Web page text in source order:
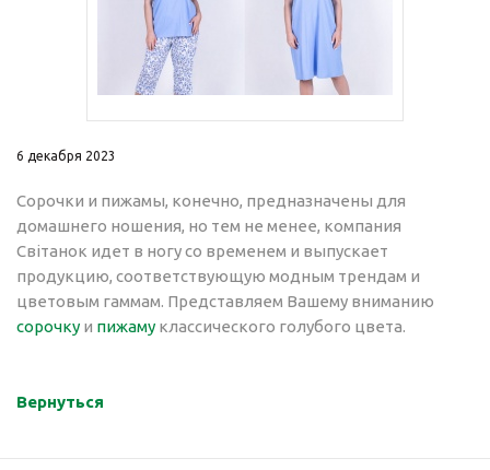
6 декабря 2023
Сорочки и пижамы, конечно, предназначены для
домашнего ношения, но тем не менее, компания
Свiтанок идет в ногу со временем и выпускает
продукцию, соответствующую модным трендам и
цветовым гаммам. Представляем Вашему вниманию
сорочку и пижаму классического голубого цвета.
Вернуться